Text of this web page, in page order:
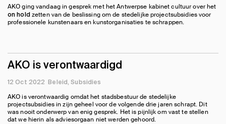
AKO ging vandaag in gesprek met het Antwerpse kabinet cultuur over het
on holdzetten van de beslissing om de stedelijke projectsubsidies voor
professionele kunstenaars en kunstorganisaties te schrappen.
AKO is verontwaardigd
12 Oct 2022 Beleid Subsidies
AKO is verontwaardig omdat het stadsbestuur de stedelijke
projectsubsidies in zijn geheel voor de volgende drie jaren schrapt. Dit
was nooit onderwerp van enig gesprek. Het is pijnlijk om vast te stellen
dat we hierin als adviesorgaan niet werden gehoord.